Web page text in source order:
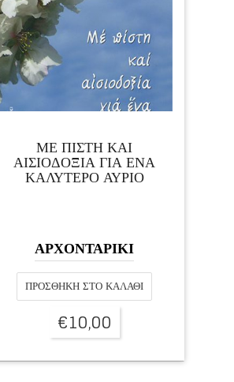
ΜΕ ΠΙΣΤΗ ΚΑΙ
ΑΙΣΙΟΔΟΞΙΑ ΓΙΑ ΕΝΑ
ΚΑΛΥΤΕΡΟ ΑΥΡΙΟ
ΑΡΧΟΝΤΑΡΙΚΙ
ΠΡΟΣΘΉΚΗ ΣΤΟ ΚΑΛΆΘΙ
€10,00